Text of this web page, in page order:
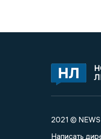
2021 ©
Написать